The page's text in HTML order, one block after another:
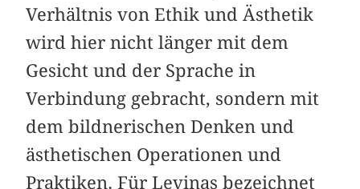
Verhältnis von Ethik und Ästhetik
wird hier nicht länger mit dem
Gesicht und der Sprache in
Verbindung gebracht, sondern mit
dem bildnerischen Denken und
ästhetischen Operationen und
Praktiken. Für Levinas bezeichnet